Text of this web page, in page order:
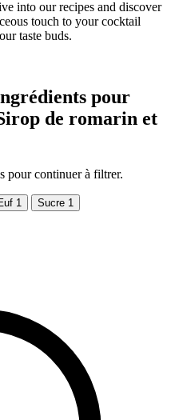
into our recipes and discover
touch to your cocktail
taste buds.
pour
de romarin et
pour continuer à filtrer.
1 Sucre 1